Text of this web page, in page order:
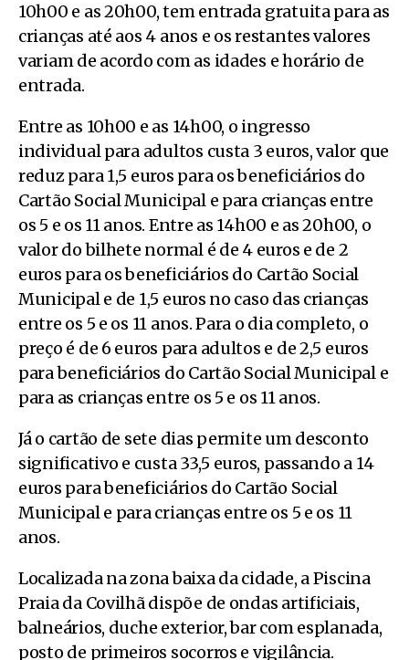
10h00 e as 20h00, tem entrada gratuita para as
crianças até aos 4 anos e os restantes valores
variam de acordo com as idades e horário de
entrada.
Entre as 10h00 e as 14h00, o ingresso
individual para adultos custa 3 euros, valor que
reduz para 1,5 euros para os beneficiários do
Cartão Social Municipal e para crianças entre
os 5 e os 11 anos. Entre as 14h00 e as 20h00, o
valor do bilhete normal é de 4 euros e de 2
euros para os beneficiários do Cartão Social
Municipal e de 1,5 euros no caso das crianças
entre os 5 e os 11 anos. Para o dia completo, o
preço é de 6 euros para adultos e de 2,5 euros
para beneficiários do Cartão Social Municipal e
para as crianças entre os 5 e os 11 anos.
Já o cartão de sete dias permite um desconto
significativo e custa 33,5 euros, passando a 14
euros para beneficiários do Cartão Social
Municipal e para crianças entre os 5 e os 11
anos.
Localizada na zona baixa da cidade, a Piscina
Praia da Covilhã dispõe de ondas artificiais,
balneários, duche exterior, bar com esplanada,
posto de primeiros socorros e vigilância.